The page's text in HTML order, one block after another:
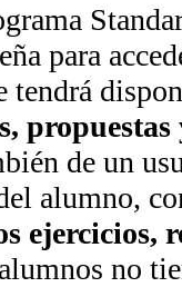
para
tendrá
propuestas
de un
alumno,
ejercicios,
no